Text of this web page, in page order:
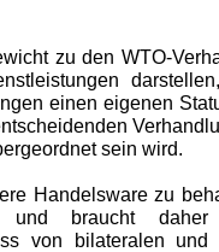
zu den WTO-
einen eigenen
sein wird.
Handelsware zu
braucht daher
von bilateralen und